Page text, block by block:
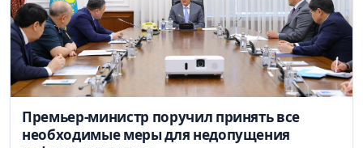
Премьер-министр поручил принять все
необходимые меры для недопущения